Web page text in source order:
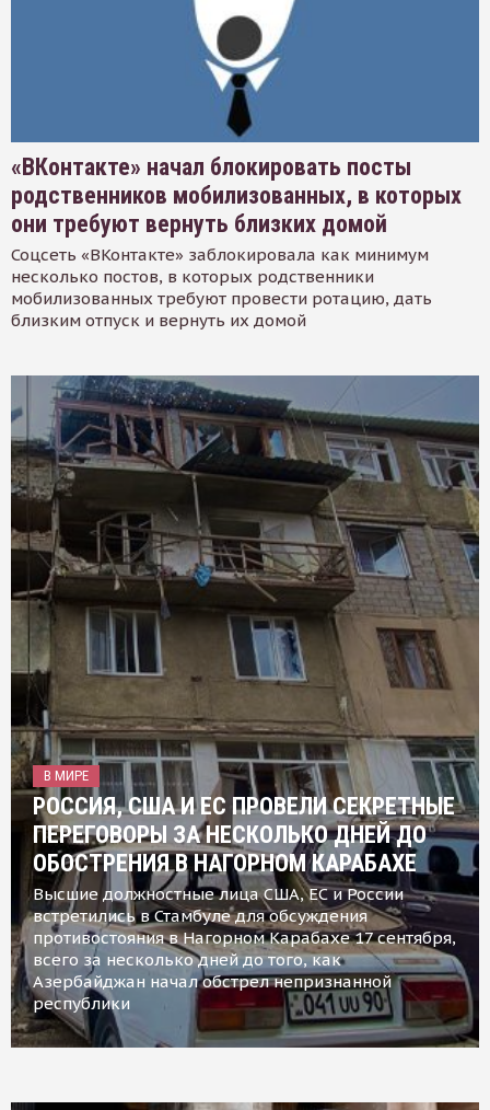
«ВКонтакте» начал блокировать посты
родственников мобилизованных, в которых
они требуют вернуть близких домой
Соцсеть «ВКонтакте» заблокировала как минимум
несколько постов, в которых родственники
мобилизованных требуют провести ротацию, дать
близким отпуск и вернуть их домой
В МИРЕ
РОССИЯ, США И ЕС ПРОВЕЛИ СЕКРЕТНЫЕ
ПЕРЕГОВОРЫ ЗА НЕСКОЛЬКО ДНЕЙ ДО
ОБОСТРЕНИЯ В НАГОРНОМ КАРАБАХЕ
Высшие должностные лица США, ЕС и России
встретились в Стамбуле для обсуждения
противостояния в Нагорном Карабахе 17 сентября,
всего за несколько дней до того, как
Азербайджан начал обстрел непризнанной
республики